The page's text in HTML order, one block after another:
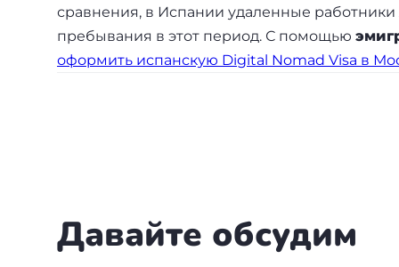
сравнения, в Испании удаленные работники
пребывания в этот период. С помощью
оформить испанскую Digital Nomad Visa в
Давайте обсудим
Whatsapp